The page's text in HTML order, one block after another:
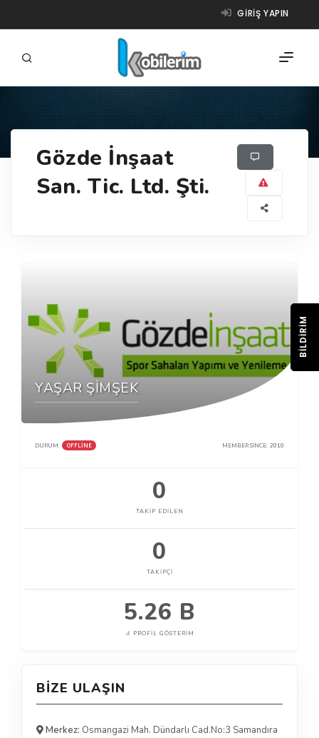
GIRIŞ YAPIN
ÜRÜNLER
Gözde İnşaat
San. Tic. Ltd. Şti.
YAŞAR ŞİMŞEK
DURUM: OFFLINE MEMBER SINCE: 2010
0
TAKIP EDILEN
0
TAKIPÇI
5.26 B
PROFIL GÖSTERIM
BIZE ULAŞIN
Merkez: Osmangazi Mah. Dündarlı Cad.No:3 Samandıra
BILDIRIM